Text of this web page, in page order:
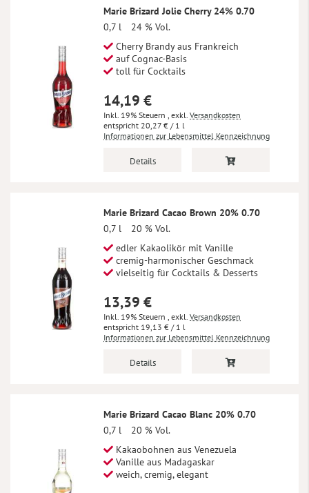
Marie Brizard Jolie Cherry 24% 0.70
0,7 l
24 % Vol.
Cherry Brandy aus Frankreich
auf Cognac-Basis
toll für Cocktails
14,19 €
Inkl. 19% Steuern , exkl. Versandkosten
20,27 € / 1 l
Informationen zur Lebensmittel Kennzeichnung
Details
Marie Brizard Cacao Brown 20% 0.70
0,7 l
20 % Vol.
edler Kakaolikör mit Vanille
cremig-harmonischer Geschmack
vielseitig für Cocktails & Desserts
13,39 €
Inkl. 19% Steuern , exkl. Versandkosten
19,13 € / 1 l
Informationen zur Lebensmittel Kennzeichnung
Details
Marie Brizard Cacao Blanc 20% 0.70
0,7 l
20 % Vol.
Kakaobohnen aus Venezuela
Vanille aus Madagaskar
weich, cremig, elegant